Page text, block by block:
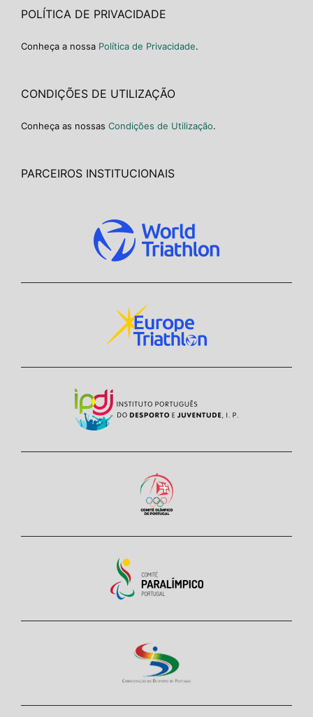
POLÍTICA DE PRIVACIDADE
Conheça a nossa Política de Privacidade.
CONDIÇÕES DE UTILIZAÇÃO
Conheça as nossas Condições de Utilização.
PARCEIROS INSTITUCIONAIS